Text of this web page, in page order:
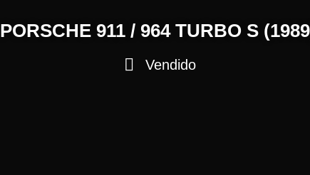
PORSCHE 911 / 964 TURBO S
Vendido